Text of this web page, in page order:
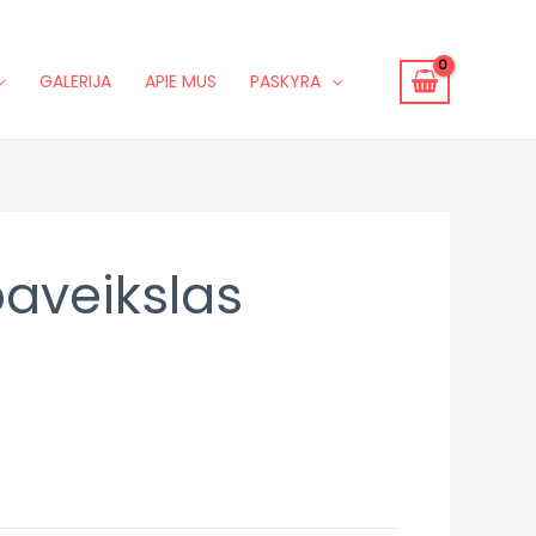
GALERIJA APIE MUS PASKYRA